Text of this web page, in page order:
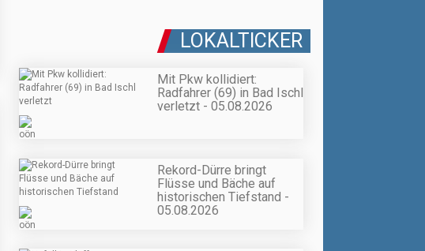
LOKALTICKER
Mit Pkw kollidiert:
Radfahrer (69) in Bad Ischl
verletzt - 05.08.2026
Rekord-Dürre bringt
Flüsse und Bäche auf
historischen Tiefstand -
05.08.2026